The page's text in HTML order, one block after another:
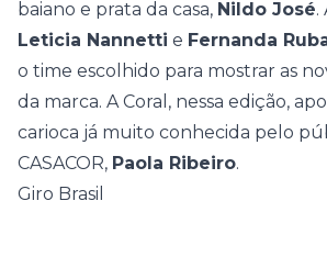
baiano e prata da casa, Nildo José.
Leticia Nannetti e Fernanda
o time escolhido para mostrar as
da marca. ACoral , nessa edição,
carioca já muito conhecida pelo
CASACOR, Paola Ribeiro.
Giro Brasil